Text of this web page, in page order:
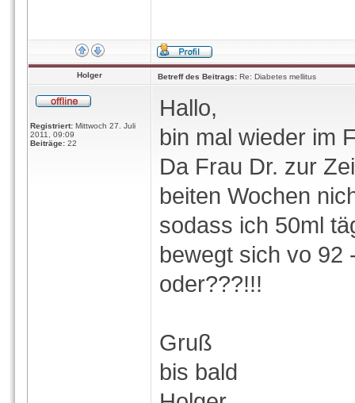
Holger Betreff des Beitrags: Re: Diabetes mellitus
Registriert: Mittwoch 27. Juli
2011, 09:09
Beiträge: 22
Hallo,
bin mal wieder im
Da Frau Dr. zur
beiten Wochen
sodass ich 50ml
bewegt sich vo 92
oder???!!!
Gruß
bis bald